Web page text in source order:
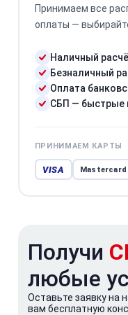
Принимаем все
оплаты —
Наличный
Безналичный
Оплата
СБП — быстрые
ПРИНИМАЕМ КАРТЫ
VISA Mastercard
Получи
любые
Оставьте заявку на
вам бесплатную